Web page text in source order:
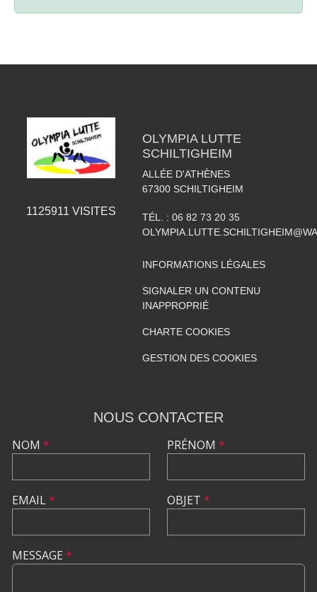
1125911 VISITES
OLYMPIA LUTTE
SCHILTIGHEIM
ALLÉE D'ATHÈNES
67300 SCHILTIGHEIM
TÉL. : 06 82 73 20 35
INFORMATIONS LÉGALES
SIGNALER UN CONTENU
INAPPROPRIÉ
CHARTE COOKIES
GESTION DES COOKIES
NOUS CONTACTER
NOM *
EMAIL*
PRÉNOM *
OBJET *
MESSAGE *